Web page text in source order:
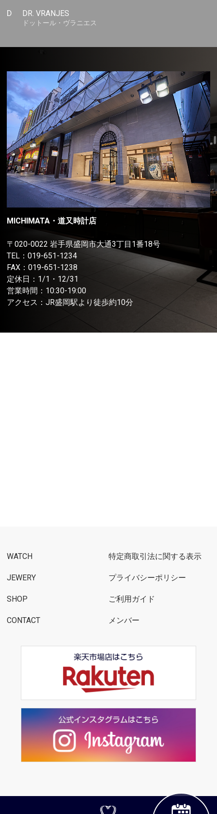
D DR. VRANJES
ドットール・ヴラニエス
MICHIMATA・道又時計店
〒020-0022 岩手県盛岡市大通3丁目1番18号
TEL： 019-651-1234
FAX：019-651-1238
定休日：1/1・12/31
営業時間：10:30-19:00
アクセス：JR盛岡駅より徒歩約10分
WATCH
JEWERY
SHOP
CONTACT
特定商取引法に関する表示
プライバシーポリシー
ご利用ガイド
メンバー